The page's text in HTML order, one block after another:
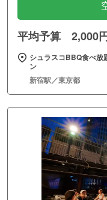
平均予算 2,000
シュラスコBBQ食べ放
ン
新宿駅／東京都